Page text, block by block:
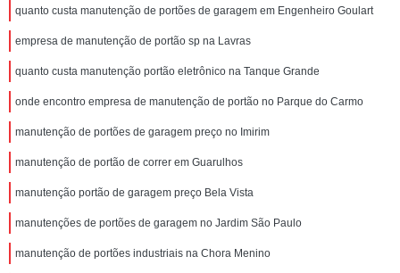
quanto custa manutenção de portões de garagem em Engenheiro Goulart
empresa de manutenção de portão sp na Lavras
quanto custa manutenção portão eletrônico na Tanque Grande
onde encontro empresa de manutenção de portão no Parque do Carmo
manutenção de portões de garagem preço no Imirim
manutenção de portão de correr em Guarulhos
manutenção portão de garagem preço Bela Vista
manutenções de portões de garagem no Jardim São Paulo
manutenção de portões industriais na Chora Menino